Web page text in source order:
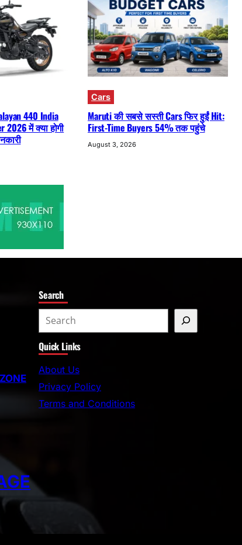
440 India
2026 में क्या होगी
Cars
Maruti की सबसे सस्ती Cars फिर हुईं Hit:
First-Time Buyers 54% तक पहुंचे
August 3, 2026
Search
Quick Links
About Us
Privacy Policy
Terms and Conditions